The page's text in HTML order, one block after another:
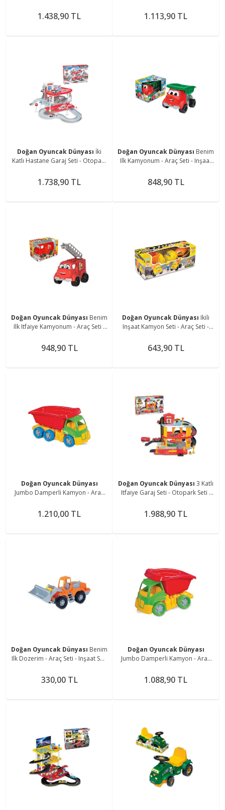
Istasyon
1.438,90 TL
Istasyon
1.113,90 TL
Doğan Oyuncak Dünyası İki
Katlı Hastane Garaj Seti - Otopark
Istasyon
1.738,90 TL
Doğan Oyuncak Dünyası Benim
Ilk Kamyonum - Araç Seti - Inşaat
Kepçe
848,90 TL
Doğan Oyuncak Dünyası Benim
Ilk Itfaiye Kamyonum - Araç Seti -
Kamyon - Kepçe
948,90 TL
Doğan Oyuncak Dünyası Ikili
Inşaat Kamyon Seti - Araç Seti -
Kamyon - Kepçe
643,90 TL
Doğan Oyuncak Dünyası
Jumbo Damperli Kamyon - Araç
- Kamyon - Kepçe - Büyük Kamyon
1.210,00 TL
Doğan Oyuncak Dünyası 3 Katlı
Itfaiye Garaj Seti - Otopark Seti -
Istasyon
1.988,90 TL
Doğan Oyuncak Dünyası Benim
Ilk Dozerim - Araç Seti - Inşaat Seti
Kepçe
330,00 TL
Doğan Oyuncak Dünyası
Jumbo Damperli Kamyon - Araç
- Kamyon - Kepçe - Büyük Kamyon
1.088,90 TL